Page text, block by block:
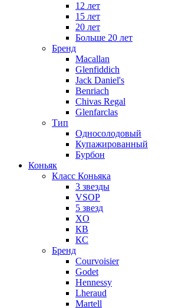
12 лет
15 лет
20 лет
Больше 20 лет
Бренд
Macallan
Glenfiddich
Jack Daniel's
Benriach
Chivas Regal
Glenfarclas
Тип
Односолодовый
Купажированный
Бурбон
Коньяк
Класс Коньяка
3 звезды
VSOP
5 звезд
XO
КВ
КС
Бренд
Courvoisier
Godet
Hennessy
Lheraud
Martell